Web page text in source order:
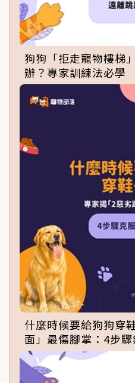
狗狗「拒走寵物樓梯
辦？專家訓練法必學
什麼時候要給狗狗穿
面」最傷腳掌：4步